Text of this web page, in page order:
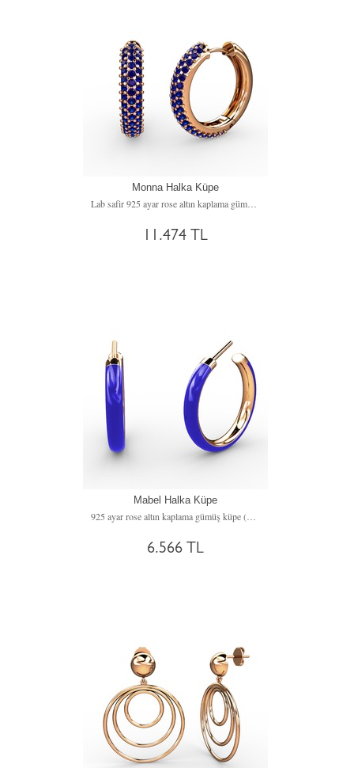
Monna Halka Küpe
Lab safir 925 ayar rose altın kaplama gümüş küpe
11.474 TL
Mabel Halka Küpe
925 ayar rose altın kaplama gümüş küpe (Mavi mineli)
6.566 TL